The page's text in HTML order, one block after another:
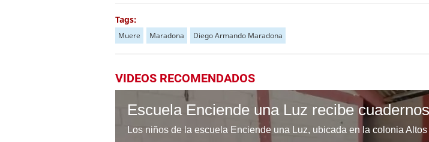
Tags:
Muere Maradona Diego Armando Maradona
VIDEOS RECOMENDADOS